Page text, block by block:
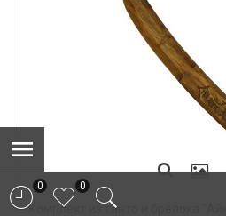
Комплект из танто и брелока
0 0